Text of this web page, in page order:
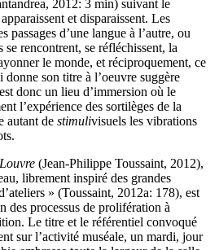
2012: 3 min) suivant le
et disparaissent. Les
passages d’une langue à l’autre, ou
se rencontrent, se réfléchissent, la
le monde, et réciproquement, ce
son titre à l’oeuvre suggère
est donc un lieu d’immersion où le
l’expérience des sortilèges de la
autant de stimulivisuels les vibrations
(Jean-Philippe Toussaint, 2012),
librement inspiré des grandes
» (Toussaint, 2012a: 178), est
des processus de prolifération à
Le titre et le référentiel convoqué
sur l’activité muséale, un mardi, jour